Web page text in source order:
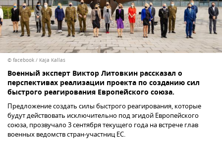
© facebook / Kaja Kallas
Военный эксперт Виктор Литовкин рассказал о
перспективах реализации проекта по созданию сил
быстрого реагирования Европейского союза.
Предложение создать силы быстрого реагирования, которые
будут действовать исключительно под эгидой Европейского
союза, прозвучало 3 сентября текущего года на встрече глав
военных ведомств стран-участниц ЕС.